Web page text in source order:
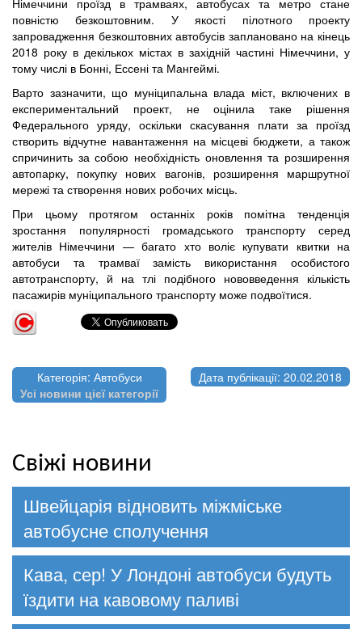
Німеччини проїзд в трамваях, автобусах та метро стане
повністю безкоштовним. У якості пілотного проекту
запровадження безкоштовних автобусів заплановано на кінець
2018 року в декількох містах в західній частині Німеччини, у
тому числі в Бонні, Ессені та Мангеймі.
Варто зазначити, що муніципальна влада міст, включених в
експериментальний проект, не оцінила таке рішення
Федерального уряду, оскільки скасування плати за проїзд
створить відчутне навантаження на місцеві бюджети, а також
спричинить за собою необхідність оновлення та розширення
автопарку, покупку нових вагонів, розширення маршрутної
мережі та створення нових робочих місць.
При цьому протягом останніх років помітна тенденція
зростання популярності громадського транспорту серед
жителів Німеччини — багато хто воліє купувати квитки на
автобуси та трамваї замість використання особистого
автотранспорту, й на тлі подібного нововведення кількість
пасажирів муніципального транспорту може подвоїтися.
Категорія: Автобуси
Усі новини цієї категорії
Дата публікації: 20.02.2018
Свіжі новини
Швейцарія відновить міжміське
автобусне сполучення
Кава, сер! У Лондоні автобуси будуть
їздити на кавовому паливі